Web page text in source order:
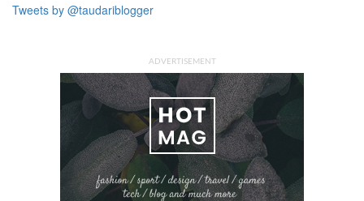
Tweets by @taudariblogger
ADVERTISEMENT